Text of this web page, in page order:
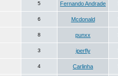
5 Fernando Andrade
6 Mcdonald
8 punxx
3 iperfly
4 Carlinha